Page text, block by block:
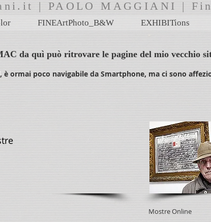
| PAOLO MAGGIANI |
FINEArtPhoto_B&W EXHIBITions
da quì può ritrovare le pagine del mio vecchio
è ormai poco navigabile da Smartphone, ma ci sono
Mostre Online